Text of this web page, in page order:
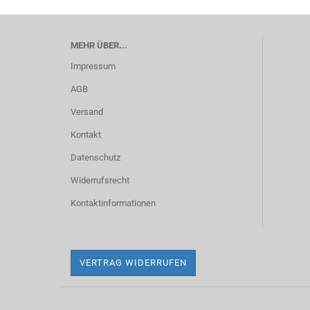
MEHR ÜBER...
Impressum
AGB
Versand
Kontakt
Datenschutz
Widerrufsrecht
Kontaktinformationen
VERTRAG WIDERRUFEN